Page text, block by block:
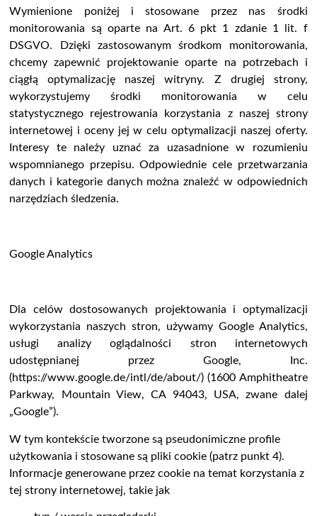
Wymienione poniżej i stosowane przez nas środki
monitorowania są oparte na Art. 6 pkt 1 zdanie 1 lit. f
DSGVO. Dzięki zastosowanym środkom monitorowania,
chcemy zapewnić projektowanie oparte na potrzebach i
ciągłą optymalizację naszej witryny. Z drugiej strony,
wykorzystujemy środki monitorowania w celu
statystycznego rejestrowania korzystania z naszej strony
internetowej i oceny jej w celu optymalizacji naszej oferty.
Interesy te należy uznać za uzasadnione w rozumieniu
wspomnianego przepisu. Odpowiednie cele przetwarzania
danych i kategorie danych można znaleźć w odpowiednich
narzędziach śledzenia.
Google Analytics
Dla celów dostosowanych projektowania i optymalizacji
wykorzystania naszych stron, używamy Google Analytics,
usługi analizy oglądalności stron internetowych
udostępnianej przez Google, Inc.
(https://www.google.de/intl/de/about/) (1600 Amphitheatre
Parkway, Mountain View, CA 94043, USA, zwane dalej
„Google”).
W tym kontekście tworzone są pseudonimiczne profile
użytkowania i stosowane są pliki cookie (patrz punkt 4).
Informacje generowane przez cookie na temat korzystania z
tej strony internetowej, takie jak